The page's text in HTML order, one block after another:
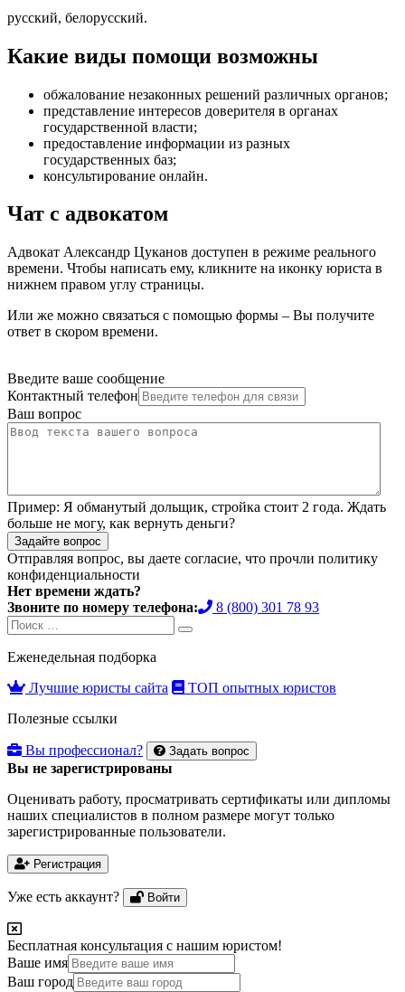
русский, белорусский.
Какие виды помощи возможны
обжалование незаконных решений различных органов;
представление интересов доверителя в органах
государственной власти;
предоставление информации из разных
государственных баз;
консультирование онлайн.
Чат с адвокатом
Адвокат Александр Цуканов доступен в режиме реального
времени. Чтобы написать ему, кликните на иконку юриста в
нижнем правом углу страницы.
Или же можно связаться с помощью формы – Вы получите
ответ в скором времени.
Введите ваше сообщение
Контактный телефон
Ваш вопрос
Пример: Я обманутый дольщик, стройка стоит 2 года. Ждать
больше не могу, как вернуть деньги?
Задайте вопрос
Отправляя вопрос, вы даете согласие, что прочли политику
конфиденциальности
Нет времени ждать?
Звоните по номеру телефона:
8 (800) 301 78 93
Search
for:
Search
Еженедельная подборка
Лучшие юристы сайта
ТОП опытных юристов
Полезные ссылки
Вы профессионал? Задать вопрос
Вы не зарегистрированы
Оценивать работу, просматривать сертификаты или дипломы
наших специалистов в полном размере могут только
зарегистрированные пользователи.
Регистрация
Уже есть аккаунт? Войти
Бесплатная консультация с нашим юристом!
Ваше имя
Ваш город